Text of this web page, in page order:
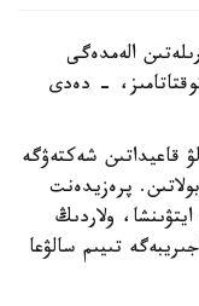
الەمدەگى
- دەدى
قاعيداتىن شەكتەۋگە
پرەزيدەنت
ولاردىڭ
تىيىم سالۋعا